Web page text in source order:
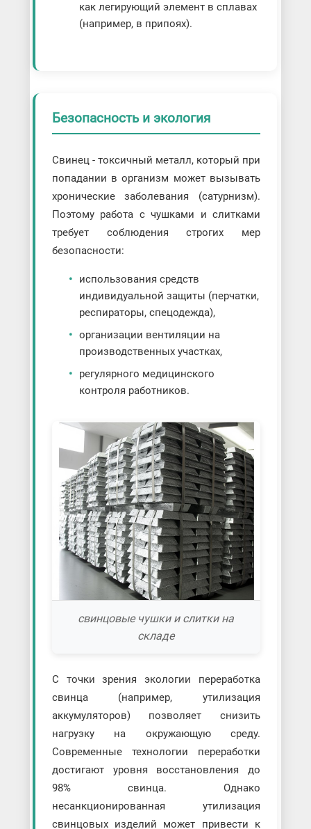
как легирующий элемент в сплавах
(например, в припоях).
Безопасность и экология
Свинец - токсичный металл, который при
попадании в организм может вызывать
хронические заболевания (сатурнизм).
Поэтому работа с чушками и слитками
требует соблюдения строгих мер
безопасности:
использования средств
индивидуальной защиты (перчатки,
респираторы, спецодежда),
организации вентиляции на
производственных участках,
регулярного медицинского
контроля работников.
свинцовые чушки и слитки на
складе
С точки зрения экологии переработка
свинца (например, утилизация
аккумуляторов) позволяет снизить
нагрузку на окружающую среду.
Современные технологии переработки
достигают уровня восстановления до
98% свинца. Однако
несанкционированная утилизация
свинцовых изделий может привести к